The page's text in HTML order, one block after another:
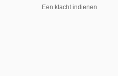
Een klacht indienen